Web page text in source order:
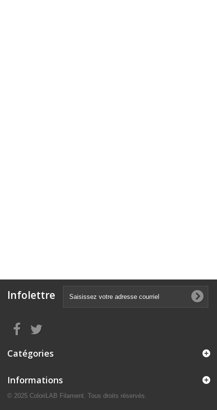
Infolettre
Catégories
Informations
© 2025 ColoriLAB Filament. Tous droits réservés.